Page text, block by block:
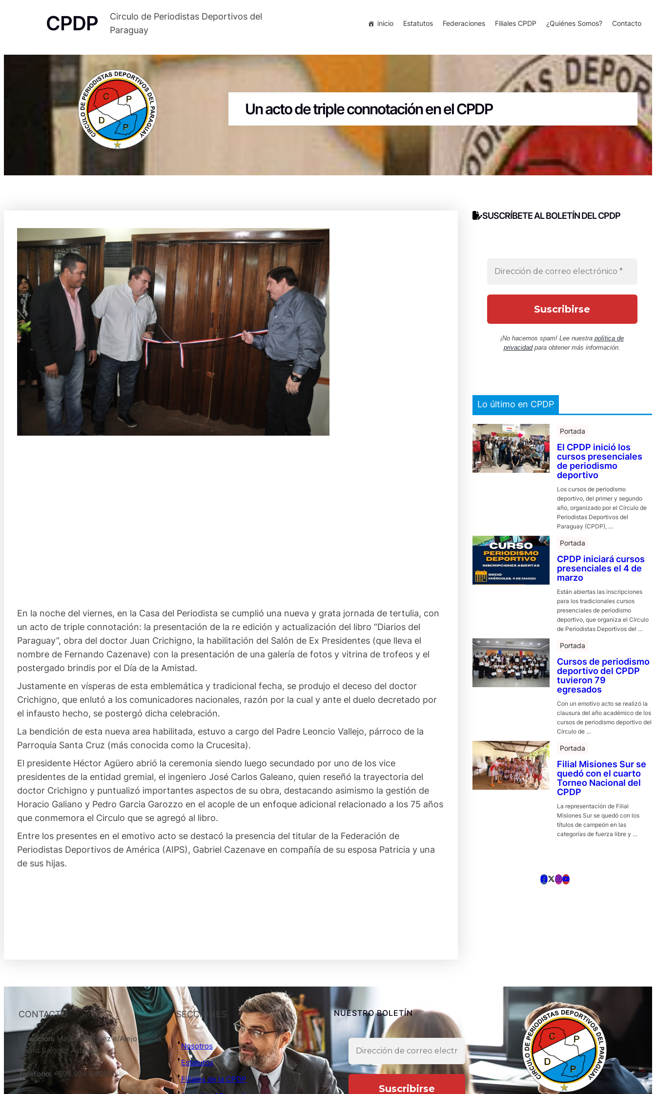
CPDP
Circulo de Periodistas Deportivos del
Paraguay
inicio Estatutos Federaciones Filiales CPDP ¿Quiénes Somos? Contacto
Un acto de triple connotación en el CPDP
En la noche del viernes, en la Casa del Periodista se cumplió una nueva y grata jornada de tertulia, con
un acto de triple connotación: la presentación de la re edición y actualización del libro “Diarios del
Paraguay”, obra del doctor Juan Crichigno, la habilitación del Salón de Ex Presidentes (que lleva el
nombre de Fernando Cazenave) con la presentación de una galería de fotos y vitrina de trofeos y el
postergado brindis por el Día de la Amistad.
Justamente en vísperas de esta emblemática y tradicional fecha, se produjo el deceso del doctor
Crichigno, que enlutó a los comunicadores nacionales, razón por la cual y ante el duelo decretado por
el infausto hecho, se postergó dicha celebración.
La bendición de esta nueva area habilitada, estuvo a cargo del Padre Leoncio Vallejo, párroco de la
Parroquia Santa Cruz (más conocida como la Crucesita).
El presidente Héctor Agüero abrió la ceremonia siendo luego secundado por uno de los vice
presidentes de la entidad gremial, el ingeniero José Carlos Galeano, quien reseñó la trayectoria del
doctor Crichigno y puntualizó importantes aspectos de su obra, destacando asimismo la gestión de
Horacio Galiano y Pedro Garcia Garozzo en el acople de un enfoque adicional relacionado a los 75 años
que conmemora el Circulo que se agregó al libro.
Entre los presentes en el emotivo acto se destacó la presencia del titular de la Federación de
Periodistas Deportivos de América (AIPS), Gabriel Cazenave en compañía de su esposa Patricia y una
de sus hijas.
SUSCRÍBETE AL BOLETÍN DEL CPDP
¡No hacemos spam! Lee nuestrapolítica de
privacidadpara obtener más información.
Lo último en CPDP
Portada
El CPDP inició los
cursos presenciales
de periodismo
deportivo
Los cursos de periodismo
deportivo, del primer y segundo
año, organizado por el Círculo de
Periodistas Deportivos del
Paraguay (CPDP), …
Portada
CPDP iniciará cursos
presenciales el 4 de
marzo
Están abiertas las inscripciones
para los tradicionales cursos
presenciales de periodismo
deportivo, que organiza el Círculo
de Periodistas Deportivos del …
Portada
Cursos de periodismo
deportivo del CPDP
tuvieron 79
egresados
Con un emotivo acto se realizó la
clausura del año académico de los
cursos de periodismo deportivo del
Círculo de …
Portada
Filial Misiones Sur se
quedó con el cuarto
Torneo Nacional del
CPDP
La representación de Filial
Misiones Sur se quedó con los
títulos de campeón en las
categorías de fuerza libre y …
CONTACTO
Dirección:Mayor Martinez e/Alejo García,
Barrio Sajonia, Asunción.
Teléfono: +595 994 440950
SECCIONES
Nosotros
Estatutos
Filiales de la CPDP
NUESTRO BOLETÍN